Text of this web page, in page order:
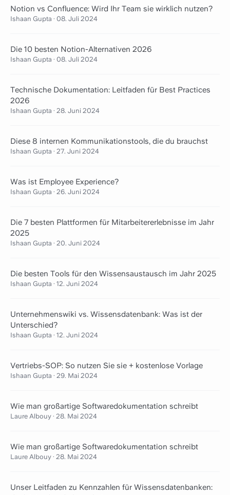
Notion vs Confluence: Wird Ihr Team sie wirklich nutzen?
Ishaan Gupta · 08. Juli 2024
Die 10 besten Notion-Alternativen 2026
Ishaan Gupta · 08. Juli 2024
Technische Dokumentation: Leitfaden für Best Practices
2026
Ishaan Gupta · 28. Juni 2024
Diese 8 internen Kommunikationstools, die du brauchst
Ishaan Gupta · 27. Juni 2024
Was ist Employee Experience?
Ishaan Gupta · 26. Juni 2024
Die 7 besten Plattformen für Mitarbeitererlebnisse im Jahr
2025
Ishaan Gupta · 20. Juni 2024
Die besten Tools für den Wissensaustausch im Jahr 2025
Ishaan Gupta · 12. Juni 2024
Unternehmenswiki vs. Wissensdatenbank: Was ist der
Unterschied?
Ishaan Gupta · 12. Juni 2024
Vertriebs-SOP: So nutzen Sie sie + kostenlose Vorlage
Ishaan Gupta · 29. Mai 2024
Wie man großartige Softwaredokumentation schreibt
Laure Albouy · 28. Mai 2024
Wie man großartige Softwaredokumentation schreibt
Laure Albouy · 28. Mai 2024
Unser Leitfaden zu Kennzahlen für Wissensdatenbanken: